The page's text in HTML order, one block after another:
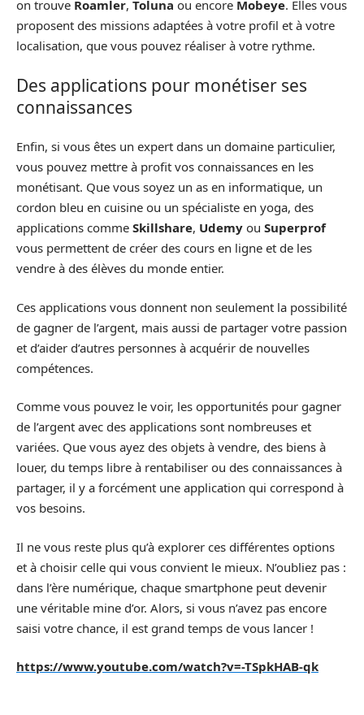
on trouve Roamler, Toluna ou encore Mobeye. Elles vous
proposent des missions adaptées à votre profil et à votre
localisation, que vous pouvez réaliser à votre rythme.
Des applications pour monétiser ses
connaissances
Enfin, si vous êtes un expert dans un domaine particulier,
vous pouvez mettre à profit vos connaissances en les
monétisant. Que vous soyez un as en informatique, un
cordon bleu en cuisine ou un spécialiste en yoga, des
applications comme Skillshare, Udemy ou Superprof
vous permettent de créer des cours en ligne et de les
vendre à des élèves du monde entier.
Ces applications vous donnent non seulement la possibilité
de gagner de l’argent, mais aussi de partager votre passion
et d’aider d’autres personnes à acquérir de nouvelles
compétences.
Comme vous pouvez le voir, les opportunités pour gagner
de l’argent avec des applications sont nombreuses et
variées. Que vous ayez des objets à vendre, des biens à
louer, du temps libre à rentabiliser ou des connaissances à
partager, il y a forcément une application qui correspond à
vos besoins.
Il ne vous reste plus qu’à explorer ces différentes options
et à choisir celle qui vous convient le mieux. N’oubliez pas :
dans l’ère numérique, chaque smartphone peut devenir
une véritable mine d’or. Alors, si vous n’avez pas encore
saisi votre chance, il est grand temps de vous lancer !
https://www.youtube.com/watch?v=-TSpkHAB-qk